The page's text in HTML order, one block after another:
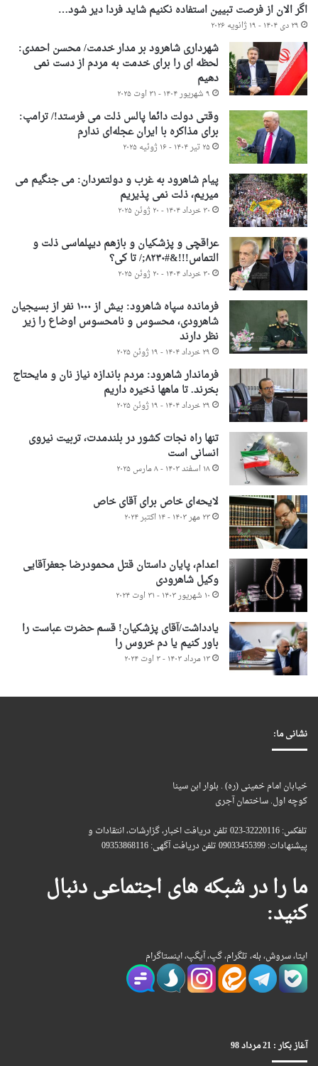
اگر الان از فرصت تبیین استفاده نکنیم شاید فردا دیر شود…
۲۹ دی ۱۴۰۴ - ۱۹ ژانویه ۲۰۲۶
شهرداری شاهرود بر مدار خدمت/ محسن احمدی:
لحظه ای را برای خدمت به مردم از دست نمی
دهیم
۹ شهریور ۱۴۰۴ - ۳۱ اوت ۲۰۲۵
وقتی دولت دائما پالس ذلت می فرستد!/ ترامپ:
برای مذاکره با ایران عجله‌ای ندارم
۲۵ تیر ۱۴۰۴ - ۱۶ ژوئیه ۲۰۲۵
پیام شاهرود به غرب و دولتمردان: می جنگیم می
میریم، ذلت نمی پذیریم
۳۰ خرداد ۱۴۰۴ - ۲۰ ژوئن ۲۰۲۵
عراقچی و پزشکیان و بازهم دیپلماسی ذلت و
التماس!!!&#۸۲۳۰;/ تا کی؟
۳۰ خرداد ۱۴۰۴ - ۲۰ ژوئن ۲۰۲۵
فرمانده سپاه شاهرود: بیش از ۱۰۰۰ نفر از بسیجیان
شاهرودی، محسوس و نامحسوس اوضاع را زیر
نظر دارند
۲۹ خرداد ۱۴۰۴ - ۱۹ ژوئن ۲۰۲۵
فرماندار شاهرود: مردم باندازه نیاز نان و مایحتاج
بخرند. تا ماهها ذخیره داریم
۲۹ خرداد ۱۴۰۴ - ۱۹ ژوئن ۲۰۲۵
تنها راه نجات کشور در بلندمدت، تربیت نیروی
انسانی است
۱۸ اسفند ۱۴۰۳ - ۸ مارس ۲۰۲۵
لایحه‌ای خاص برای آقای خاص
۲۳ مهر ۱۴۰۳ - ۱۴ اکتبر ۲۰۲۴
اعدام، پایان داستان قتل محمودرضا جعفرآقایی
وکیل شاهرودی
۱۰ شهریور ۱۴۰۳ - ۳۱ اوت ۲۰۲۴
یادداشت/آقای پزشکیان! قسم حضرت عباست را
باور کنیم یا دم خروس را
۱۳ مرداد ۱۴۰۳ - ۳ اوت ۲۰۲۴
نشانی ما:
خیابان امام خمینی (ره) . بلوار ابن سینا
کوچه اول. ساختمان آجری
تلفکس: 32220116-023 تلفن دریافت اخبار، گزارشات، انتقادات و
پیشنهادات: 09033455399 تلفن دریافت آگهی: 09353868116
ما را در شبکه های اجتماعی دنبال
کنید:
ایتا، سروش، بله، تلگرام، گپ، آیگپ، اینستاگرام
آغاز بکار : 21 مرداد 98